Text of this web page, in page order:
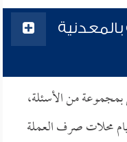
من الأسئلة،
محلات صرف العملة